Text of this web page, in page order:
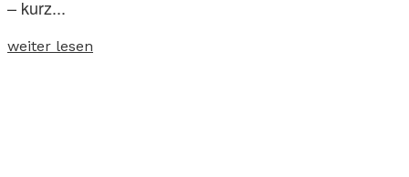
– kurz...
weiter lesen